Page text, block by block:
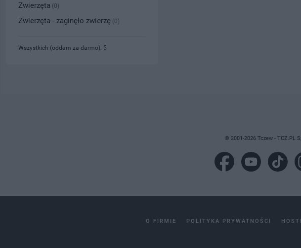
Zwierzęta (0)
Zwierzęta - zaginęło zwierzę (0)
Wszystkich (oddam za darmo): 5
© 2001-2026 Tczew - TCZ.PL
O FIRMIE POLITYKA PRYWATNOŚCI